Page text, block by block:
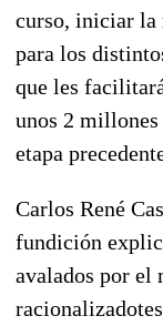
curso, iniciar la
para los
que les
unos 2
etapa
Carlos René
fundición
avalados por el